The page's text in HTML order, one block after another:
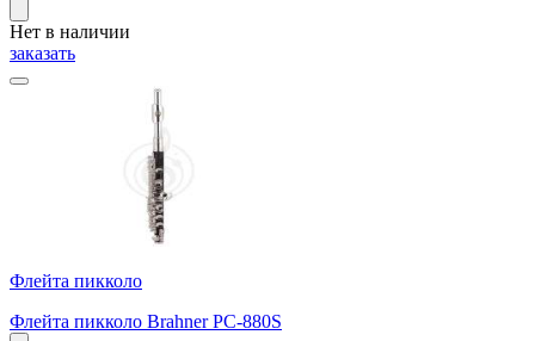
Нет в наличии
заказать
Флейта пикколо
Флейта пикколо Brahner PC-880S